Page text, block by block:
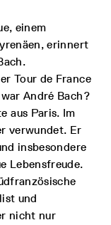
einem
erinnert
Tour de France
André Bach?
aus Paris. Im
verwundet. Er
insbesondere
Lebensfreude.
und
nicht nur